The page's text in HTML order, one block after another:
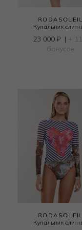
RODASOLEIL
Купальник
23 000 ₽ | +
бонусов
RODASOLEIL
Купальник